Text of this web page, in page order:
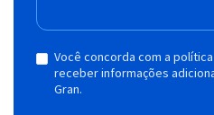
Você concorda com a
receber informações
Gran.